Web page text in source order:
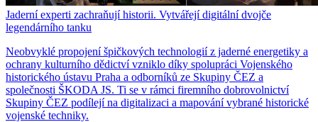
Jaderní experti zachraňují historii. Vytvářejí digitální dvojče
legendárního tanku
Neobvyklé propojení špičkových technologií z jaderné energetiky a
ochrany kulturního dědictví vzniklo díky spolupráci Vojenského
historického ústavu Praha a odborníků ze Skupiny ČEZ a
společnosti ŠKODA JS. Ti se v rámci firemního dobrovolnictví
Skupiny ČEZ podílejí na digitalizaci a mapování vybrané historické
vojenské techniky.